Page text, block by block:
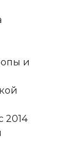
и
2014